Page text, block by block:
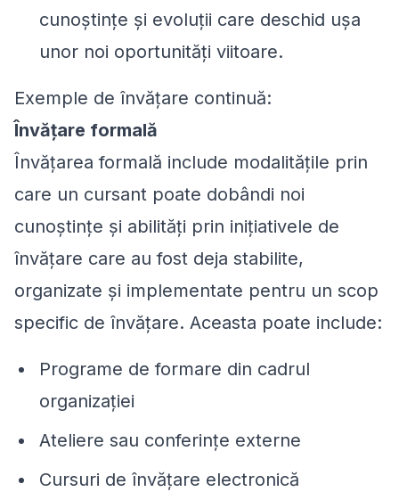
cunoștințe și evoluții care deschid ușa
unor noi oportunități viitoare.
Exemple de învățare continuă:
Învățare formală
Învățarea formală include modalitățile prin
care un cursant poate dobândi noi
cunoștințe și abilități prin inițiativele de
învățare care au fost deja stabilite,
organizate și implementate pentru un scop
specific de învățare. Aceasta poate include:
Programe de formare din cadrul
organizației
Ateliere sau conferințe externe
Cursuri de învățare electronică